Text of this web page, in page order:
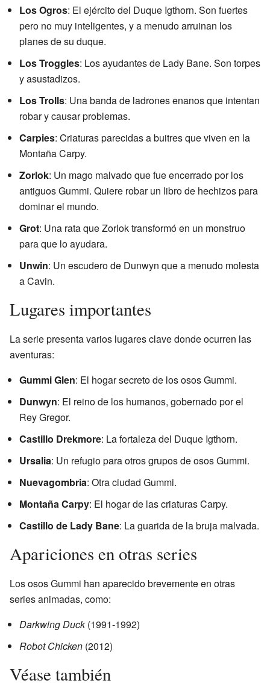
Los Ogros: El ejército del Duque Igthorn. Son fuertes
pero no muy inteligentes, y a menudo arruinan los
planes de su duque.
Los Troggles: Los ayudantes de Lady Bane. Son torpes
y asustadizos.
Los Trolls: Una banda de ladrones enanos que intentan
robar y causar problemas.
Carpies: Criaturas parecidas a buitres que viven en la
Montaña Carpy.
Zorlok: Un mago malvado que fue encerrado por los
antiguos Gummi. Quiere robar un libro de hechizos para
dominar el mundo.
Grot: Una rata que Zorlok transformó en un monstruo
para que lo ayudara.
Unwin: Un escudero de Dunwyn que a menudo molesta
a Cavin.
Lugares importantes
La serie presenta varios lugares clave donde ocurren las
aventuras:
Gummi Glen: El hogar secreto de los osos Gummi.
Dunwyn: El reino de los humanos, gobernado por el
Rey Gregor.
Castillo Drekmore: La fortaleza del Duque Igthorn.
Ursalia: Un refugio para otros grupos de osos Gummi.
Nuevagombria: Otra ciudad Gummi.
Montaña Carpy: El hogar de las criaturas Carpy.
Castillo de Lady Bane: La guarida de la bruja malvada.
Apariciones en otras series
Los osos Gummi han aparecido brevemente en otras
series animadas, como:
Darkwing Duck(1991-1992)
Robot Chicken (2012)
Véase también